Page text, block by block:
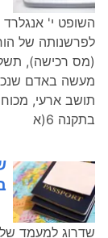
בתקנה 6(א